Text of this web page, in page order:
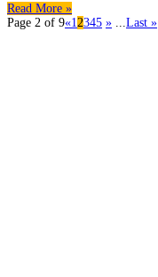
Read More »
Page 2 of 9«1 2345 » Last »